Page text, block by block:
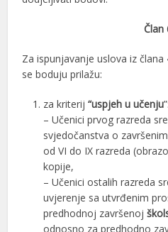
Član
Za ispunjavanje uslova iz člana
se boduju prilažu:
za kriterij“uspjeh u učenju”:
– Učenici prvog razreda
svjedočanstva o
od VI do IX razreda
kopije,
– Učenici ostalih razreda
uvjerenje sa utvrđenim
predhodnoj završenoj
odnosno za predhodno